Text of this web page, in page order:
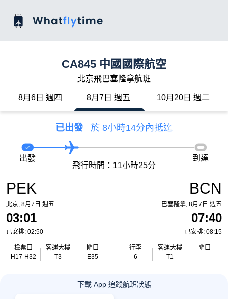
CA845 中國國際航空
北京飛巴塞隆拿航班
8月6日 週四 8月7日 週五 10月20日 週二
已出發 於 8小時14分內抵達
PEK
北京, 8月7日 週五
03:01
已安排: 02:50
檢票口
H17-H32
客運大樓
T3
閘口
E35
出發
飛行時間：11小時25分
到達
BCN
巴塞隆拿, 8月7日 週五
07:40
已安排: 08:15
行李
6
客運大樓
T1
閘口
--
下載 App 追蹤航班狀態